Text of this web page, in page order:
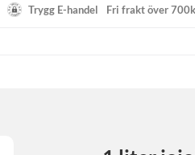
Trygg E-handel Fri frakt över